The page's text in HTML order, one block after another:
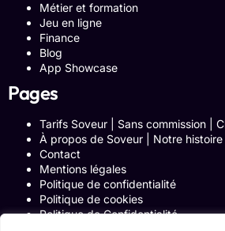
Métier et formation
Jeu en ligne
Finance
Blog
App Showcase
Pages
Tarifs Soveur | Sans commission |
À propos de Soveur | Notre histoire
Contact
Mentions légales
Politique de confidentialité
Politique de cookies
Politique de Confidentialité